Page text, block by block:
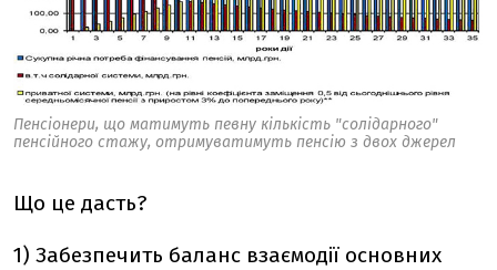
Пенсіонери, що матимуть певну кількість "солідарного"
пенсійного стажу, отримуватимуть пенсію з двох джерел
Що це дасть?
1) Забезпечить баланс взаємодії основних